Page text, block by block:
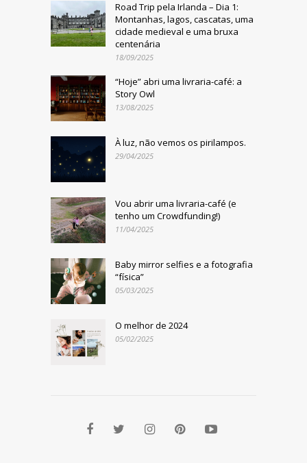
Road Trip pela Irlanda – Dia 1:
Montanhas, lagos, cascatas, uma
cidade medieval e uma bruxa
centenária
18/09/2025
“Hoje” abri uma livraria-café: a
Story Owl
13/08/2025
À luz, não vemos os pirilampos.
29/04/2025
Vou abrir uma livraria-café (e
tenho um Crowdfunding!)
11/04/2025
Baby mirror selfies e a fotografia
“física”
05/03/2025
O melhor de 2024
05/02/2025